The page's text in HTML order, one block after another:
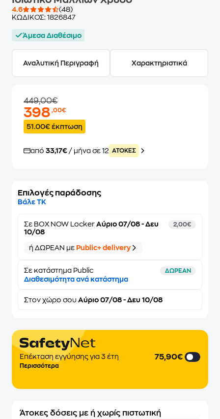
4.6
(48)
ΚΩΔΙΚΟΣ: 1826847
Άμεσα Διαθέσιμο
Αναλυτική Περιγραφή Χαρακτηριστικά
449,00€
398,00€
51.00€ έκπτωση
από 33,17€ / μήνα σε 12 ATOKEΣ
Επιλογές παράδοσης
Βάλε ΤΚ
Σε BOX NOW Locker Αύριο 07/08 - Δευ
10/08
2,00€
ή ΔΩΡΕΑΝ με Public+ delivery
Σε κατάστημα Public ΔΩΡΕΑΝ
Διαθεσιμότητα ανά κατάστημα
Στον χώρο σου Αύριο 07/08 - Δευ 10/08
Επέκταση εγγύησης για 3 έτη
Περισσότερα
75,90€
Άτοκες δόσεις με ή χωρίς πιστωτική